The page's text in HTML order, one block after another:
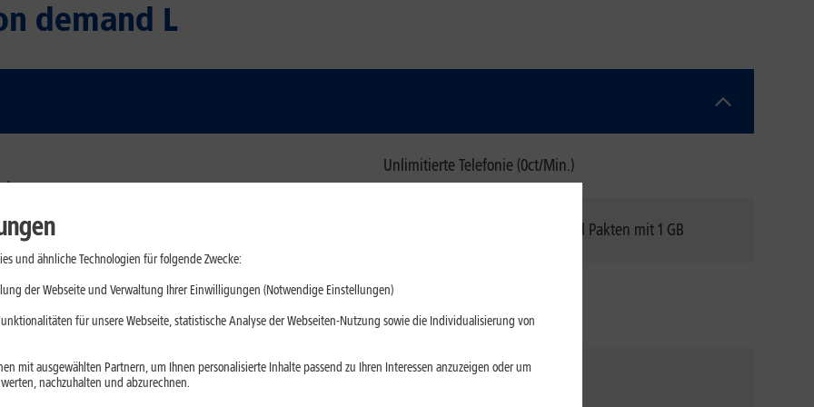
demand L
Unlimitierte Telefonie (0ct/Min.)
120 GB, danach gratis Nachbuchung von Highspeed Pakten mit 1 GB
Upload: 50 Mbit/s
Unlimitierte SMS (0ct/SMS)
und ähnliche Technologien für folgende Zwecke:
der Webseite und Verwaltung Ihrer Einwilligungen (Notwendige Einstellungen)
für unsere Webseite, statistische Analyse der Webseiten-Nutzung sowie die Individualisierung von
mit ausgewählten Partnern, um Ihnen personalisierte Inhalte passend zu Ihren Interessen anzuzeigen oder um
nachzuhalten und abzurechnen.